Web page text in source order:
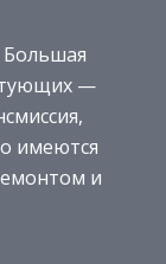
Большая
—
имеются
и